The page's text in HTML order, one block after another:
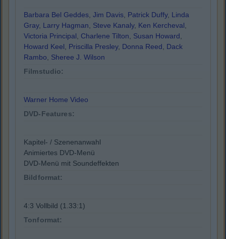
Barbara Bel Geddes, Jim Davis, Patrick Duffy, Linda
Gray, Larry Hagman, Steve Kanaly, Ken Kercheval,
Victoria Principal, Charlene Tilton, Susan Howard,
Howard Keel, Priscilla Presley, Donna Reed, Dack
Rambo, Sheree J. Wilson
Filmstudio:
Warner Home Video
DVD-Features:
Kapitel- / Szenenanwahl
Animiertes DVD-Menü
DVD-Menü mit Soundeffekten
Bildformat:
4:3 Vollbild (1.33:1)
Tonformat: